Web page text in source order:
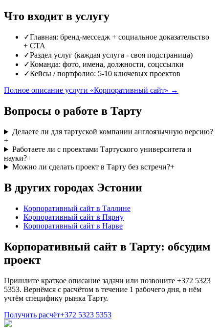
Что входит в услугу
✓Главная: бренд-месседж + социальное доказательство
+ CTA
✓Раздел услуг (каждая услуга - своя подстраница)
✓Команда: фото, имена, должности, соцссылки
✓Кейсы / портфолио: 5-10 ключевых проектов
Полное описание услуги «Корпоративный сайт» →
Вопросы о работе в Тарту
Делаете ли для тартуской компании англоязычную версию?
+
Работаете ли с проектами Тартуского университета и
науки?+
Можно ли сделать проект в Тарту без встречи?+
В других городах Эстонии
Корпоративный сайт в Таллине
Корпоративный сайт в Пярну
Корпоративный сайт в Нарве
Корпоративный сайт в Тарту: обсудим
проект
Пришлите краткое описание задачи или позвоните +372 5323
5353. Вернёмся с расчётом в течение 1 рабочего дня, в нём
учтём специфику рынка Тарту.
Получить расчёт+372 5323 5353